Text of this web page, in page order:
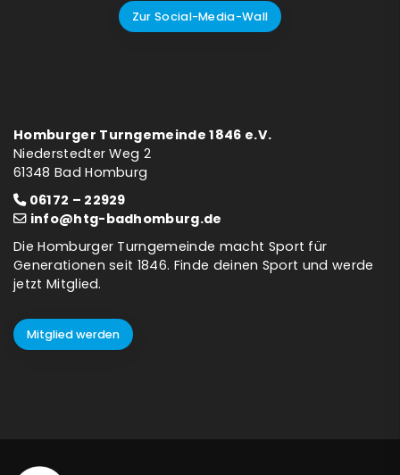
Zur Social-Media-Wall
Homburger Turngemeinde 1846 e.V.
Niederstedter Weg 2
61348 Bad Homburg
06172 – 22929
info@htg-badhomburg.de
Die Homburger Turngemeinde macht Sport für
Generationen seit 1846. Finde deinen Sport und werde
jetzt Mitglied.
Mitglied werden